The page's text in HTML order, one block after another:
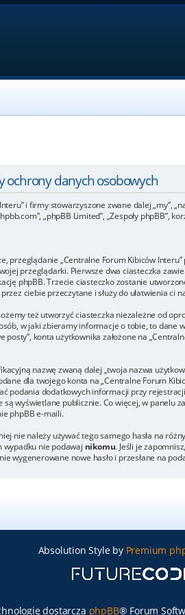
ochrony danych osobowych
i firmy stowarzyszone zwane dalej „my”,
„phpBB Limited”, „Zespoły
przeglądanie „Centralne Forum Kibiców
przeglądarki. Pierwsze dwa ciasteczka
phpBB. Trzecie ciasteczko zostanie
ciebie przeczytane i służy do ułatwienia ci
też utworzyć ciasteczka niezależne od
w jaki zbieramy informacje o tobie, to dane
konta użytkownika założone na
nazwę zwaną dalej „twoja nazwa
dla twojego konta na „Centralne Forum
podania dodatkowych informacji przy
wyświetlane publicznie. Co więcej, w panelu
phpBB e-maili.
nie należy używać tego samego hasła na
wypadku nie podawaj nikomu. Jeśli je
wygenerowane nowe hasło i przesłane na
Absolution Style by Premium
dostarcza phpBB® Forum